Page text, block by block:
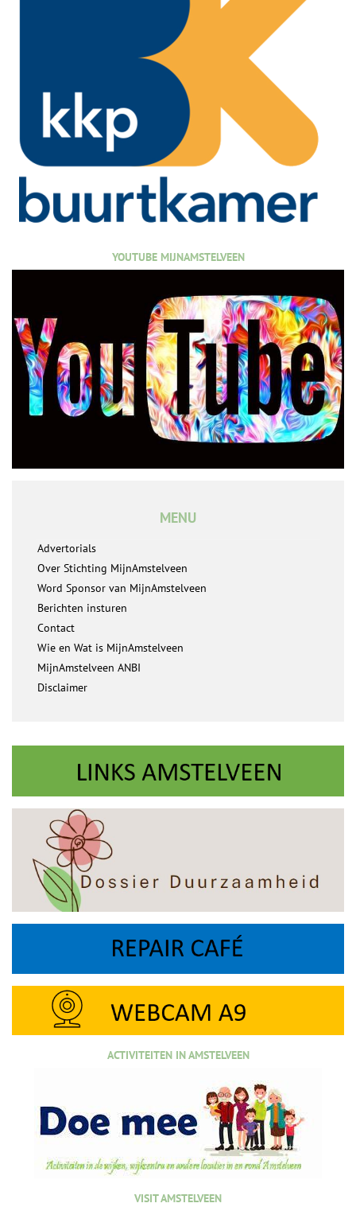
YOUTUBE MIJNAMSTELVEEN
MENU
Advertorials
Over Stichting MijnAmstelveen
Word Sponsor van MijnAmstelveen
Berichten insturen
Contact
Wie en Wat is MijnAmstelveen
MijnAmstelveen ANBI
Disclaimer
ACTIVITEITEN IN AMSTELVEEN
VISIT AMSTELVEEN